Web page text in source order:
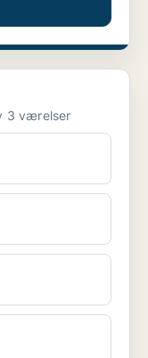
Andelsbolig til salg i 6100 Haderslev 3 værelser